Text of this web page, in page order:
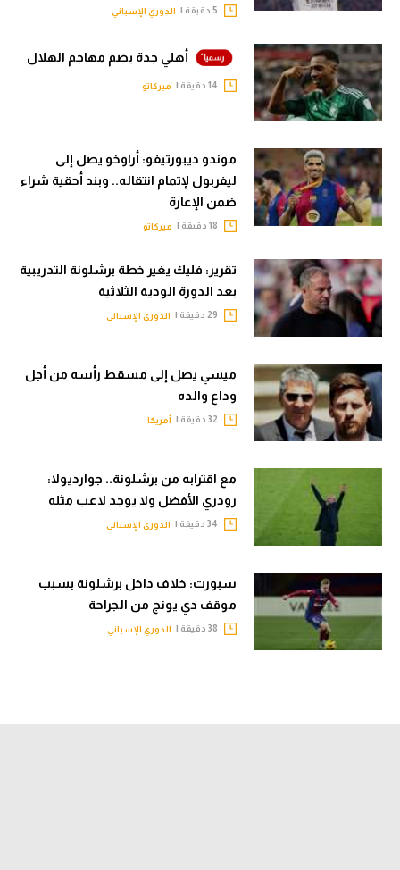
الدوري الإسباني
أهلي جدة يضم مهاجم الهلال
ميركاتو
موندو ديبورتيفو: أراوخو يصل إلى
ليفربول لإتمام انتقاله.. وبند أحقية شراء
ضمن الإعارة
ميركاتو
تقرير: فليك يغير خطة برشلونة التدريبية
بعد الدورة الودية الثلاثية
الدوري الإسباني
ميسي يصل إلى مسقط رأسه من أجل
وداع والده
أمريكا
مع اقترابه من برشلونة.. جوارديولا:
رودري الأفضل ولا يوجد لاعب مثله
الدوري الإسباني
سبورت: خلاف داخل برشلونة بسبب
موقف دي يونج من الجراحة
الدوري الإسباني